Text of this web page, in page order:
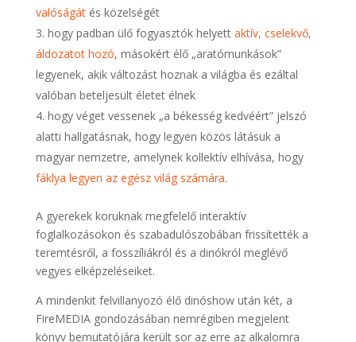
valóságátés közelségét
hogy padban ülő fogyasztók helyett aktív, cselekvő,
áldozatot hozó, másokért élő „aratómunkások”
legyenek, akik változást hoznak a világba és ezáltal
valóban beteljesült életet élnek
hogy véget vessenek „a békesség kedvéért” jelszó
alatti hallgatásnak, hogy legyen közös látásuk a
magyar nemzetre, amelynek kollektív elhívása, hogy
fáklya legyen az egész világ számára.
A gyerekek koruknak megfelelő interaktív
foglalkozásokon és szabadulószobában frissítették a
teremtésről, a fosszíliákról és a dinókról meglévő
vegyes elképzeléseiket.
A mindenkit felvillanyozó élő dinóshow után két, a
FireMEDIA gondozásában nemrégiben megjelent
könyv bemutatójára került sor az erre az alkalomra